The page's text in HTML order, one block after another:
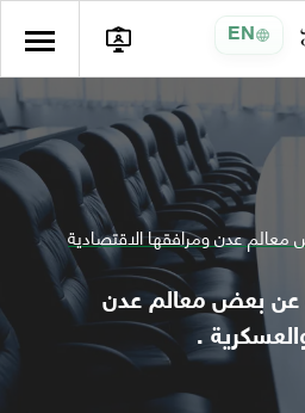
EN
عدن ومرافقها الاقتصادية
عن بعض معالم عدن
.